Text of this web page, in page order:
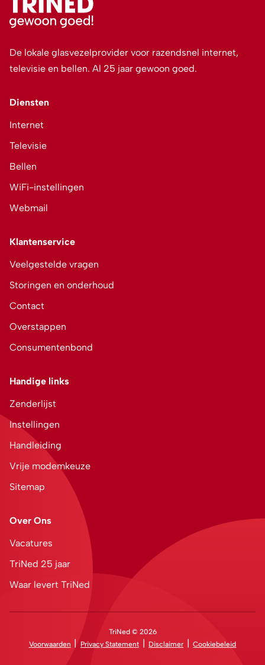
De lokale glasvezelprovider voor razendsnel internet,
televisie en bellen. Al 25 jaar gewoon goed.
Diensten
Internet
Televisie
Bellen
WiFi-instellingen
Webmail
Klantenservice
Veelgestelde vragen
Storingen en onderhoud
Contact
Overstappen
Consumentenbond
Handige links
Zenderlijst
Instellingen
Handleiding
Vrije modemkeuze
Sitemap
Over Ons
Vacatures
TriNed 25 jaar
Waar levert TriNed
TriNed © 2026
Voorwaarden
Privacy Statement Disclaimer Cookiebeleid